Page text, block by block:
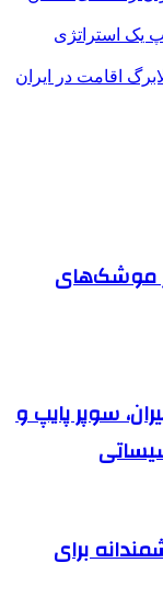
یک استراتژی
اقامت در ایران
موشک‌های
سوپر پایپ و
برای